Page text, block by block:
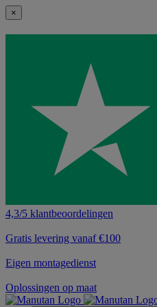
×
4,3/5 klantbeoordelingen
Gratis levering vanaf €100
Eigen montagedienst
Oplossingen op maat